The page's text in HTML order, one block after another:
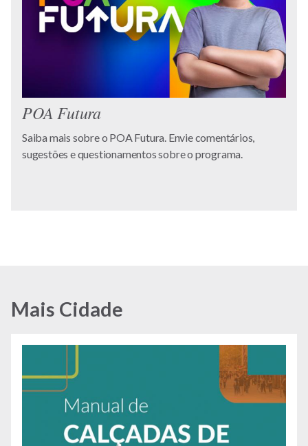
POA Futura
Saiba mais sobre o POA Futura. Envie comentários,
sugestões e questionamentos sobre o programa.
Mais Cidade